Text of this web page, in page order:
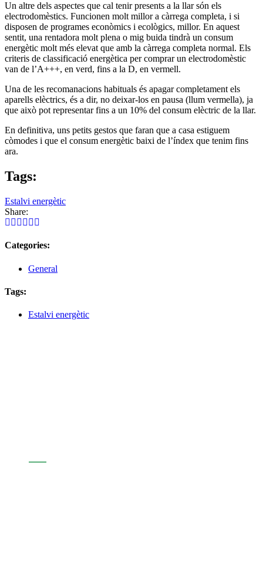
Un altre dels aspectes que cal tenir presents a la llar són els
electrodomèstics. Funcionen molt millor a càrrega completa, i si
disposen de programes econòmics i ecològics, millor. En aquest
sentit, una rentadora molt plena o mig buida tindrà un consum
energètic molt més elevat que amb la càrrega completa normal. Els
criteris de classificació energètica per comprar un electrodomèstic
van de l’A+++, en verd, fins a la D, en vermell.
Una de les recomanacions habituals és apagar completament els
aparells elèctrics, és a dir, no deixar-los en pausa (llum vermella), ja
que això pot representar fins a un 10% del consum elèctric de la llar.
En definitiva, uns petits gestos que faran que a casa estiguem
còmodes i que el consum energètic baixi de l’índex que tenim fins
ara.
Tags:
Estalvi energètic
Share:
Categories:
General
Tags:
Estalvi energètic